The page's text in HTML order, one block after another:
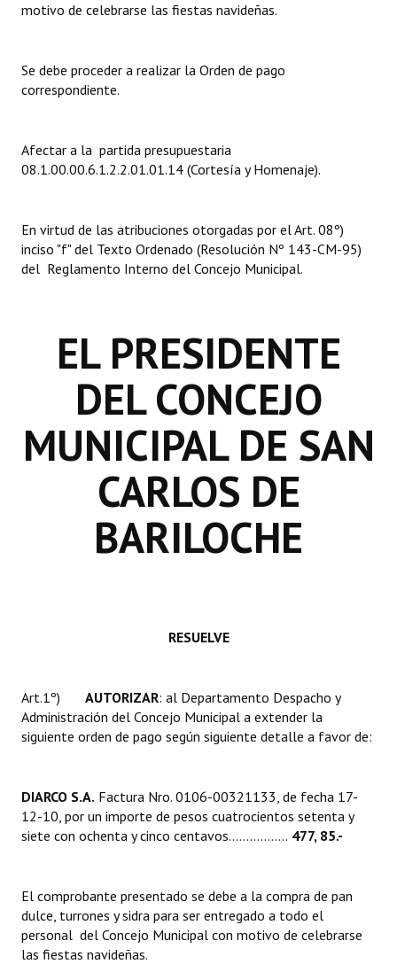
Actas de Sesión
Informes de Unidad Coordinadora
Actas de Audiencias Públicas
Comunicaciones
Resoluciones de Presidencia
INSTITUCIONAL
Antiguos Pobladores
Noticias Destacadas
Registros y Distinciones
Datos Históricos
Periodistas Decanos - Registro
Ciudadano Ilustre - Registro
Huéspedes de Honor - Registro
Antiguos Pobladores - Registro
Bariloche, Municipio intercultural
Entrega de distinciones
motivo de celebrarse las fiestas navideñas.
Se debe proceder a realizar la Orden de pago
correspondiente.
Afectar a la partida presupuestaria
08.1.00.00.6.1.2.2.01.01.14 (Cortesía y Homenaje).
En virtud de las atribuciones otorgadas por el Art. 08º)
inciso "f" del Texto Ordenado (Resolución Nº 143-CM-95)
del Reglamento Interno del Concejo Municipal.
EL PRESIDENTE
DEL CONCEJO
MUNICIPAL DE SAN
CARLOS DE
BARILOCHE
RESUELVE
Art.1º) AUTORIZAR: al Departamento Despacho y
Administración del Concejo Municipal a extender la
siguiente orden de pago según siguiente detalle a favor de:
DIARCO S.A. Factura Nro. 0106-00321133, de fecha 17-
12-10, por un importe de pesos cuatrocientos setenta y
siete con ochenta y cinco centavos................. 477, 85.-
El comprobante presentado se debe a la compra de pan
dulce, turrones y sidra para ser entregado a todo el
personal del Concejo Municipal con motivo de celebrarse
las fiestas navideñas.